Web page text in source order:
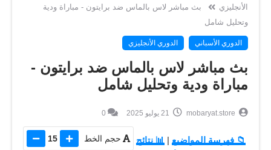
الأنجليزي
بث مباشر لاس بالماس ضد برايتون - مباراة ودية
وتحليل شامل
الدوري الأسباني الدوري الأنجليزي
بث مباشر لاس بالماس ضد برايتون -
مباراة ودية وتحليل شامل
mobaryat.store
0
حجم الخط 15 📁 فهرسة المواضيع | 📊 نتائج